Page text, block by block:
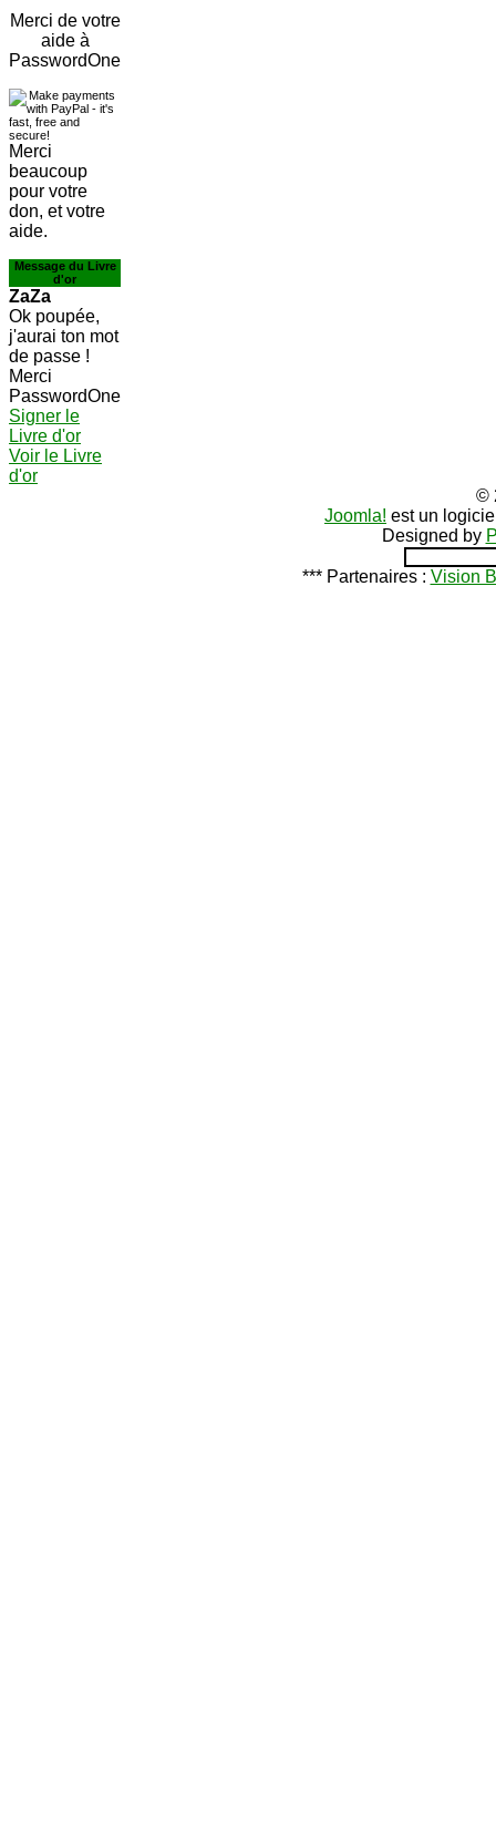
Merci de votre
aide à
PasswordOne
Merci
beaucoup
pour votre
don, et votre
aide.
Message du Livre
d'or
ZaZa
Ok poupée,
j'aurai ton mot
de passe !
Merci
PasswordOne
Signer le
Livre d'or
Voir le Livre
d'or
©
Joomla! est un
Designed by
*** Partenaires : Vision